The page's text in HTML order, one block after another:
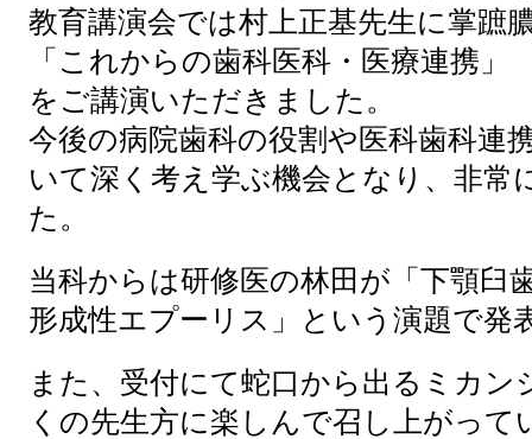
教育講演会では村上正基先生に掌蹠
「これからの歯科医科・医療連携」
をご講演いただきました。
今後の病院歯科の役割や医科歯科連
いて深く考え学ぶ機会となり、非常
た。
当科からは研修医の林田が「下顎臼
形成性エプーリス」という演題で発
また、受付にて蛇口から出るミカン
くの先生方に楽しんで召し上がって